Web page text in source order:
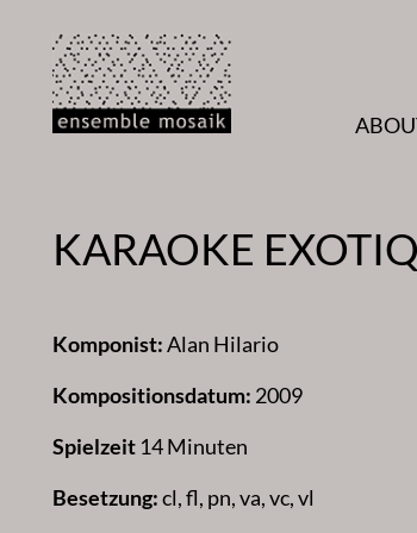
Inhalt
springen
KARAOKE
Komponist:Alan Hilario
Kompositionsdatum: 2009
Spielzeit 14 Minuten
Besetzung:cl, fl, pn, va, vc, vl